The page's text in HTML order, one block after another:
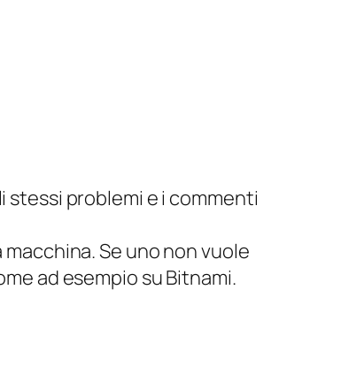
stessi problemi e i commenti
Se uno non vuole
ad esempio su Bitnami.